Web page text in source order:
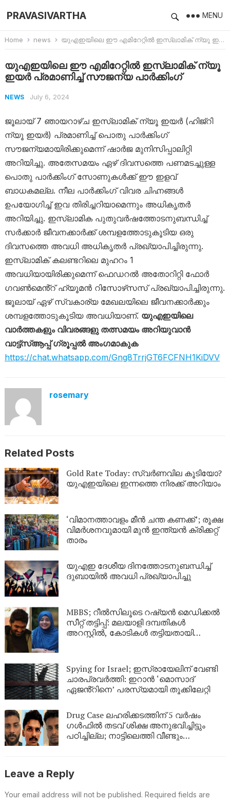
PRAVASIVARTHA MENU
Home news യുഎഇയിലെ ഈ എമിറേറ്റിൽ ഇസ്ലാമിക് ന്യൂ ഇയർ പ്രമാണിച്ച് സൗജന്യ പാർക്കിം​ഗ്
യുഎഇയിലെ ഈ എമിറേറ്റിൽ ഇസ്ലാമിക് ന്യൂ
ഇയർ പ്രമാണിച്ച് സൗജന്യ പാർക്കിം​ഗ്
NEWS July 6, 2024
ജൂലായ് 7 ഞായറാഴ്ച ഇസ്ലാമിക് ന്യൂ ഇയർ (ഹിജ്‌റി
ന്യൂ ഇയർ) പ്രമാണിച്ച് പൊതു പാർക്കിംഗ്
സൗജന്യമായിരിക്കുമെന്ന് ഷാർജ മുനിസിപ്പാലിറ്റി
അറിയിച്ചു. അതേസമയം ഏഴ് ദിവസത്തെ പണമടച്ചുള്ള
പൊതു പാർക്കിംഗ് സോണുകൾക്ക് ഈ ഇളവ്
ബാധകമല്ല. നീല പാർക്കിംഗ് വിവര ചിഹ്നങ്ങൾ
ഉപയോഗിച്ച് ഇവ തിരിച്ചറിയാമെന്നും അധികൃതർ
അറിയിച്ചു. ഇസ്‌ലാമിക പുതുവർഷത്തോടനുബന്ധിച്ച്
സർക്കാർ ജീവനക്കാർക്ക് ശമ്പളത്തോടുകൂടിയ ഒരു
ദിവസത്തെ അവധി അധികൃതർ പ്രഖ്യാപിച്ചിരുന്നു.
ഇസ്ലാമിക് കലണ്ടറിലെ മുഹറം 1
അവധിയായിരിക്കുമെന്ന് ഫെഡറൽ അതോറിറ്റി ഫോർ
ഗവൺമെൻ്റ് ഹ്യൂമൻ റിസോഴ്‌സസ് പ്രഖ്യാപിച്ചിരുന്നു.
ജൂലായ് ഏഴ് സ്വകാര്യ മേഖലയിലെ ജീവനക്കാർക്കും
ശമ്പളത്തോടുകൂടിയ അവധിയാണ്. യുഎഇയിലെ
വാർത്തകളും വിവരങ്ങളു തത്സമയം അറിയുവാൻ
വാട്ട്‌സ്ആപ്പ് ഗ്രൂപ്പൽ അംഗമാകുക
https://chat.whatsapp.com/Gng8TrrjGT6FCFNH1KiDVV
rosemary
Related Posts
Gold Rate Today: സ്വര്‍ണവില കൂടിയോ?
യുഎഇയിലെ ഇന്നത്തെ നിരക്ക് അറിയാം
‘വിമാനത്താവളം മീന്‍ ചന്ത കണക്ക്’; രൂക്ഷ
വിമര്‍ശനവുമായി മുന്‍ ഇന്ത്യന്‍ ക്രിക്കറ്റ്
താരം
യുഎഇ ദേശീയ ദിനത്തോടനുബന്ധിച്ച്
ദുബായിൽ അവധി പ്രഖ്യാപിച്ചു
MBBS; റീൽസിലൂടെ റഷ്യൻ മെഡിക്കൽ
സീറ്റ് തട്ടിപ്പ്: മലയാളി ദമ്പതികൾ
അറസ്റ്റിൽ, കോടികൾ തട്ടിയതായി
Spying for Israel; ഇസ്രായേലിന് വേണ്ടി
ചാരപ്രവർത്തി: ഇറാൻ ‘മൊസാദ്
ഏജൻ്റിനെ’ പരസ്യമായി തൂക്കിലേറ്റി
Drug Case ലഹരിക്കടത്തിന് 5 വർഷം
ഗൾഫിൽ തടവ് ശിക്ഷ അനുഭവിച്ചിട്ടും
പഠിച്ചില്ല; നാട്ടിലെത്തി വീണ്ടും
Leave a Reply
Your email address will not be published. Required fields are